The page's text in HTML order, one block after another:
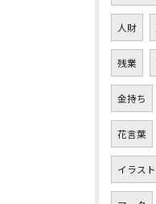
人財
残業
金持ち
花言葉
イラスト